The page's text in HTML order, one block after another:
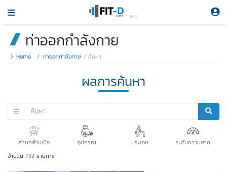
Beta
ท่าออกกำลังกาย
Home ท่าออกกำลังกาย ค้นหา
ผลการค้นหา
ส่วนกล้ามเนือ อุปกรณ์ ประเภท
ระดับความยาก
จำนวน 732 รายการ